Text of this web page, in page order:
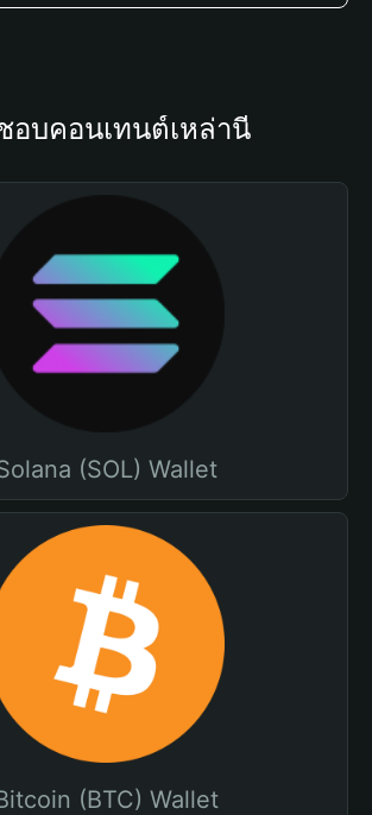
บคอนเทนต์เหล่านี้
(SOL) Wallet
(BTC) Wallet